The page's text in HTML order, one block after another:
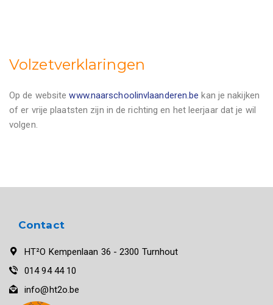
Volzetverklaringen
Op de websitewww.naarschoolinvlaanderen.be kan je nakijken
of er vrije plaatsten zijn in de richting en het leerjaar dat je wil
volgen.
Contact
HT²O Kempenlaan 36 - 2300 Turnhout
014 94 44 10
info@ht2o.be